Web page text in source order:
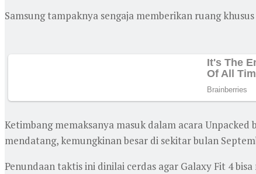
Samsung tampaknya sengaja memberikan ruang
Ketimbang memaksanya masuk dalam acara
mendatang, kemungkinan besar di sekitar bulan
Penundaan taktis ini dinilai cerdas agar Galaxy Fit 4